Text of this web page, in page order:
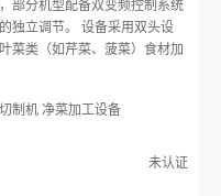
部分机型配备双变频控制系统
独立调节。 设备采用双头设
菜类（如芹菜、菠菜）食材加
制机 净菜加工设备
未认证